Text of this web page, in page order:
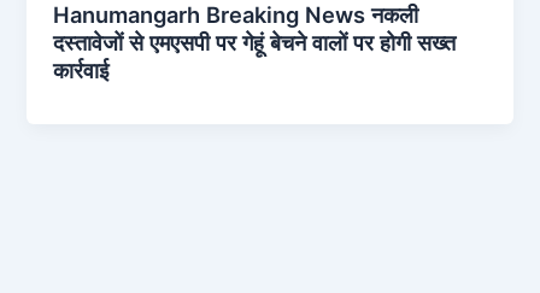
Hanumangarh Breaking News नकली
दस्तावेजों से एमएसपी पर गेहूं बेचने वालों पर होगी सख्त
कार्रवाई